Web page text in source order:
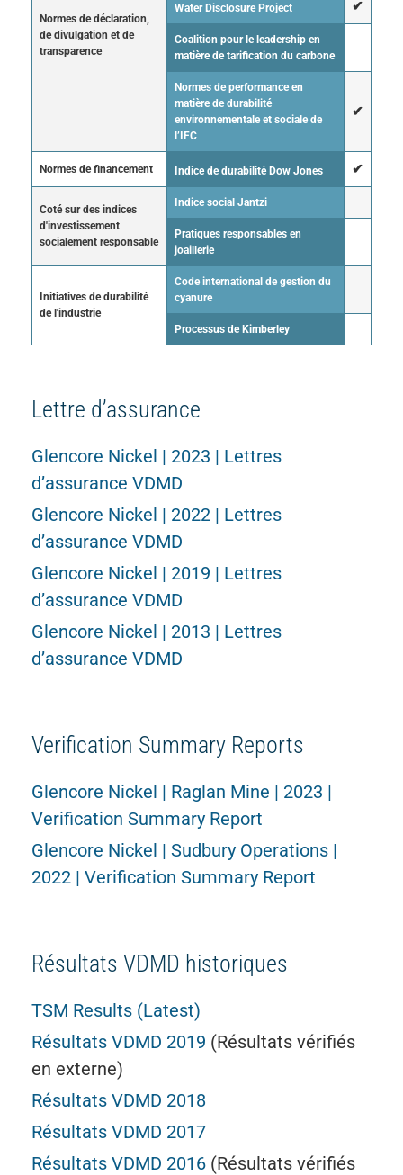
Normes de déclaration,
de divulgation et de
transparence
Water Disclosure Project ✔
Coalition pour le leadership en
matière de tarification du carbone
Normes de performance en
matière de durabilité
environnementale et sociale de
l’IFC
✔
Normes de financement Indice de durabilité Dow Jones ✔
Coté sur des indices
d'investissement
socialement responsable
Indice social Jantzi
Pratiques responsables en
joaillerie
Initiatives de durabilité
de l'industrie
Code international de gestion du
cyanure
Processus de Kimberley
Lettre d’assurance
Glencore Nickel | 2023 | Lettres
d’assurance VDMD
Glencore Nickel | 2022 | Lettres
d’assurance VDMD
Glencore Nickel | 2019 | Lettres
d’assurance VDMD
Glencore Nickel | 2013 | Lettres
d’assurance VDMD
Verification Summary Reports
Glencore Nickel | Raglan Mine | 2023 |
Verification Summary Report
Glencore Nickel | Sudbury Operations |
2022 | Verification Summary Report
Résultats VDMD historiques
TSM Results (Latest)
Résultats VDMD 2019 (Résultats vérifiés
en externe)
Résultats VDMD 2018
Résultats VDMD 2017
Résultats VDMD 2016 (Résultats vérifiés